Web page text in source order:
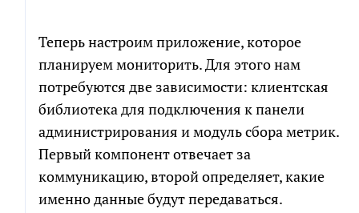
Теперь настроим приложение, которое
планируем мониторить. Для этого нам
потребуются две зависимости: клиентская
библиотека для подключения к панели
администрирования и модуль сбора метрик.
Первый компонент отвечает за
коммуникацию, второй определяет, какие
именно данные будут передаваться.